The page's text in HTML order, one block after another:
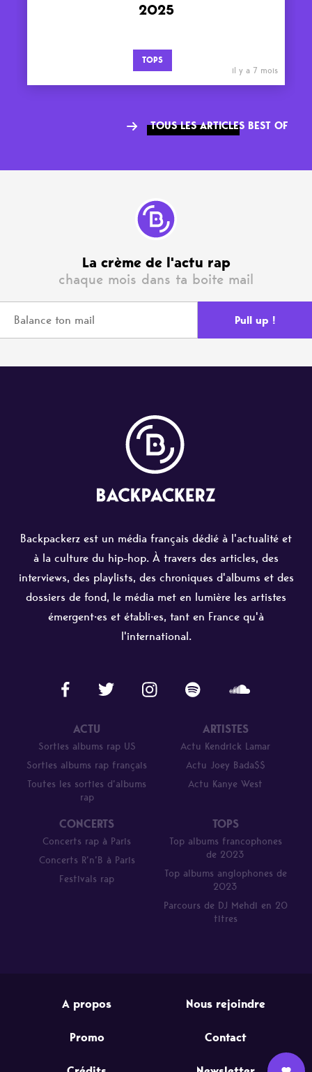
2025
TOPS
il y a 7 mois
TOUS LES ARTICLES BEST OF
La crème de l'actu rap
chaque mois dans ta boite mail
Backpackerz est un média français dédié à l'actualité et
à la culture du hip-hop. À travers des articles, des
interviews, des playlists, des chroniques d'albums et des
dossiers de fond, le média met en lumière les artistes
émergent·es et établi·es, tant en France qu'à
l'international.
ACTU
Sorties albums rap US
Sorties albums rap français
Toutes les sorties d’albums
rap
ARTISTES
Actu Kendrick Lamar
Actu Joey Bada$$
Actu Kanye West
CONCERTS
Concerts rap à Paris
Concerts R’n’B à Paris
Festivals rap
TOPS
Top albums francophones
de 2023
Top albums anglophones de
2023
Parcours de DJ Mehdi en 20
titres
A propos Nous rejoindre
Promo Contact